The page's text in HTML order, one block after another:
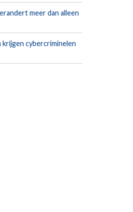
meer dan alleen
cybercriminelen